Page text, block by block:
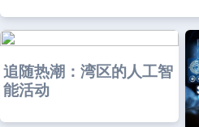
追随热潮：湾区的人工智
能活动